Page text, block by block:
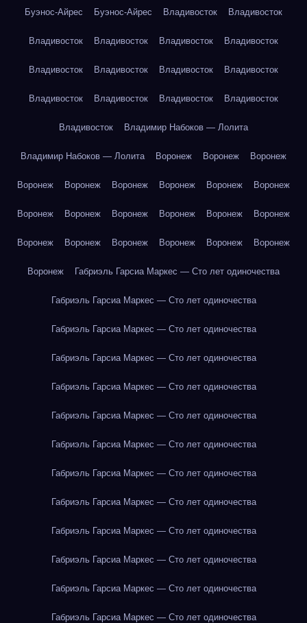
Буэнос-Айрес Буэнос-Айрес Владивосток Владивосток
Владивосток Владивосток Владивосток Владивосток
Владивосток Владивосток Владивосток Владивосток
Владивосток Владивосток Владивосток Владивосток
Владивосток Владимир Набоков — Лолита
Владимир Набоков — Лолита Воронеж Воронеж Воронеж
Воронеж Воронеж Воронеж Воронеж Воронеж Воронеж
Воронеж Воронеж Воронеж Воронеж Воронеж Воронеж
Воронеж Воронеж Воронеж Воронеж Воронеж Воронеж
Воронеж Габриэль Гарсиа Маркес — Сто лет одиночества
Габриэль Гарсиа Маркес — Сто лет одиночества
Габриэль Гарсиа Маркес — Сто лет одиночества
Габриэль Гарсиа Маркес — Сто лет одиночества
Габриэль Гарсиа Маркес — Сто лет одиночества
Габриэль Гарсиа Маркес — Сто лет одиночества
Габриэль Гарсиа Маркес — Сто лет одиночества
Габриэль Гарсиа Маркес — Сто лет одиночества
Габриэль Гарсиа Маркес — Сто лет одиночества
Габриэль Гарсиа Маркес — Сто лет одиночества
Габриэль Гарсиа Маркес — Сто лет одиночества
Габриэль Гарсиа Маркес — Сто лет одиночества
Габриэль Гарсиа Маркес — Сто лет одиночества